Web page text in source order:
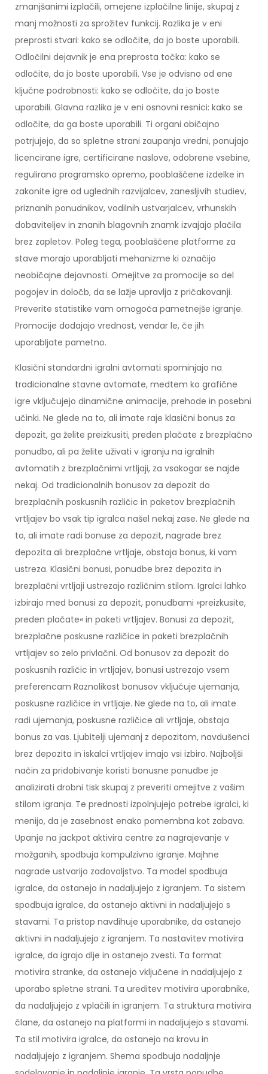
zmanjšanimi izplačili, omejene izplačilne linije, skupaj z
manj možnosti za sprožitev funkcij. Razlika je v eni
preprosti stvari: kako se odločite, da jo boste uporabili.
Odločilni dejavnik je ena preprosta točka: kako se
odločite, da jo boste uporabili. Vse je odvisno od ene
ključne podrobnosti: kako se odločite, da jo boste
uporabili. Glavna razlika je v eni osnovni resnici: kako se
odločite, da ga boste uporabili. Ti organi običajno
potrjujejo, da so spletne strani zaupanja vredni, ponujajo
licencirane igre, certificirane naslove, odobrene vsebine,
regulirano programsko opremo, pooblaščene izdelke in
zakonite igre od uglednih razvijalcev, zanesljivih studiev,
priznanih ponudnikov, vodilnih ustvarjalcev, vrhunskih
dobaviteljev in znanih blagovnih znamk izvajajo plačila
brez zapletov. Poleg tega, pooblaščene platforme za
stave morajo uporabljati mehanizme ki označijo
neobičajne dejavnosti. Omejitve za promocije so del
pogojev in določb, da se lažje upravlja z pričakovanji.
Preverite statistike vam omogoča pametnejše igranje.
Promocije dodajajo vrednost, vendar le, če jih
uporabljate pametno.
Klasični standardni igralni avtomati spominjajo na
tradicionalne stavne avtomate, medtem ko grafične
igre vključujejo dinamične animacije, prehode in posebni
učinki. Ne glede na to, ali imate raje klasični bonus za
depozit, ga želite preizkusiti, preden plačate z brezplačno
ponudbo, ali pa želite uživati v igranju na igralnih
avtomatih z brezplačnimi vrtljaji, za vsakogar se najde
nekaj. Od tradicionalnih bonusov za depozit do
brezplačnih poskusnih različic in paketov brezplačnih
vrtljajev bo vsak tip igralca našel nekaj zase. Ne glede na
to, ali imate radi bonuse za depozit, nagrade brez
depozita ali brezplačne vrtljaje, obstaja bonus, ki vam
ustreza. Klasični bonusi, ponudbe brez depozita in
brezplačni vrtljaji ustrezajo različnim stilom. Igralci lahko
izbirajo med bonusi za depozit, ponudbami »preizkusite,
preden plačate« in paketi vrtljajev. Bonusi za depozit,
brezplačne poskusne različice in paketi brezplačnih
vrtljajev so zelo privlačni. Od bonusov za depozit do
poskusnih različic in vrtljajev, bonusi ustrezajo vsem
preferencam Raznolikost bonusov vključuje ujemanja,
poskusne različice in vrtljaje. Ne glede na to, ali imate
radi ujemanja, poskusne različice ali vrtljaje, obstaja
bonus za vas. Ljubitelji ujemanj z depozitom, navdušenci
brez depozita in iskalci vrtljajev imajo vsi izbiro. Najboljši
način za pridobivanje koristi bonusne ponudbe je
analizirati drobni tisk skupaj z preveriti omejitve z vašim
stilom igranja. Te prednosti izpolnjujejo potrebe igralci, ki
menijo, da je zasebnost enako pomembna kot zabava.
Upanje na jackpot aktivira centre za nagrajevanje v
možganih, spodbuja kompulzivno igranje. Majhne
nagrade ustvarijo zadovoljstvo. Ta model spodbuja
igralce, da ostanejo in nadaljujejo z igranjem. Ta sistem
spodbuja igralce, da ostanejo aktivni in nadaljujejo s
stavami. Ta pristop navdihuje uporabnike, da ostanejo
aktivni in nadaljujejo z igranjem. Ta nastavitev motivira
igralce, da igrajo dlje in ostanejo zvesti. Ta format
motivira stranke, da ostanejo vključene in nadaljujejo z
uporabo spletne strani. Ta ureditev motivira uporabnike,
da nadaljujejo z vplačili in igranjem. Ta struktura motivira
člane, da ostanejo na platformi in nadaljujejo s stavami.
Ta stil motivira igralce, da ostanejo na krovu in
nadaljujejo z igranjem. Shema spodbuja nadaljnje